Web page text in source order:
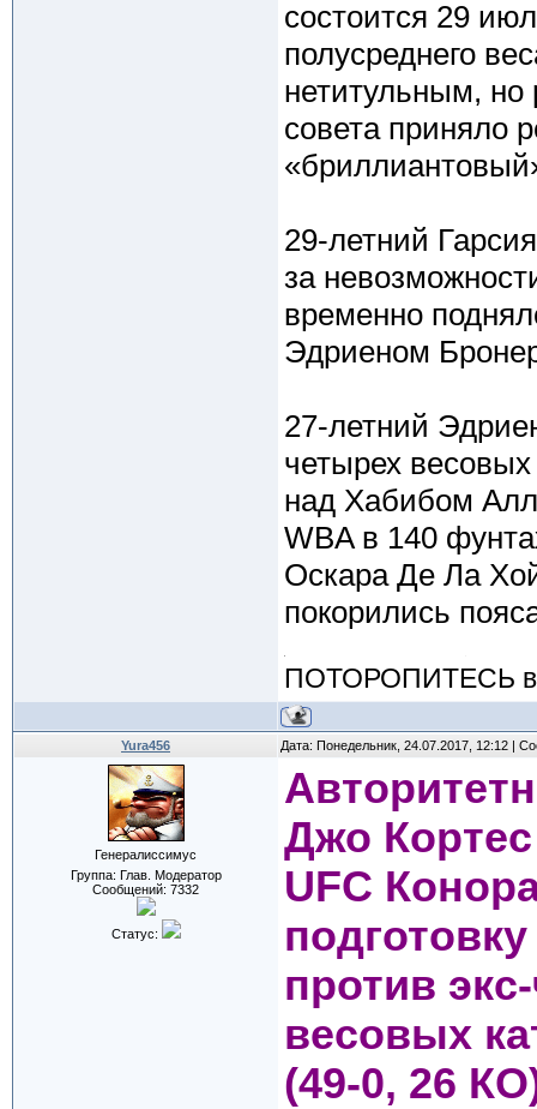
состоится 29
полусреднего
нетитульным, но
совета приняло
29-летний
за
временно
Эдриеном
27-летний
четырех
над Хабибом
WBA в 140
Оскара Де Ла
покорились
ПОТОРОПИТЕСЬ
Yura456 Дата: Понедельник, 24.07.2017, 12:12 |
Генералиссимус
Группа: Глав. Модератор
Сообщений: 7332
Статус:
Джо
UFC
против
весовых
(49-0, 26